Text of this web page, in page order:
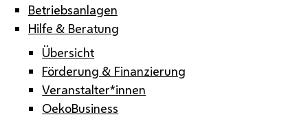
Betriebsanlagen
Hilfe & Beratung
Übersicht
Förderung & Finanzierung
Veranstalter*innen
OekoBusiness